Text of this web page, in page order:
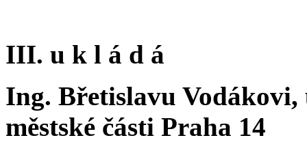
III. u k l á d á
Ing. Břetislavu Vodákovi,
městské části Praha 14